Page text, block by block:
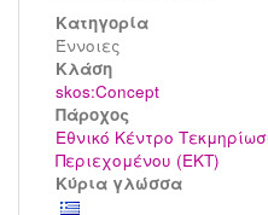
Κατηγορία
Έννοιες
Kλάση
skos:Concept
Πάροχος
Εθνικό Κέντρο
Περιεχομένου (ΕΚΤ)
Κύρια γλώσσα